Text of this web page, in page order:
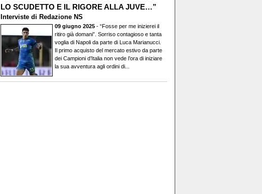
LO SCUDETTO E IL RIGORE ALLA JUVE…”
Interviste di Redazione NS
09 giugno 2025 - “Fosse per me inizierei il
ritiro già domani”. Sorriso contagioso e tanta
voglia di Napoli da parte di Luca Marianucci.
Il primo acquisto del mercato estivo da parte
dei Campioni d’Italia non vede l’ora di iniziare
la sua avventura agli ordini di...